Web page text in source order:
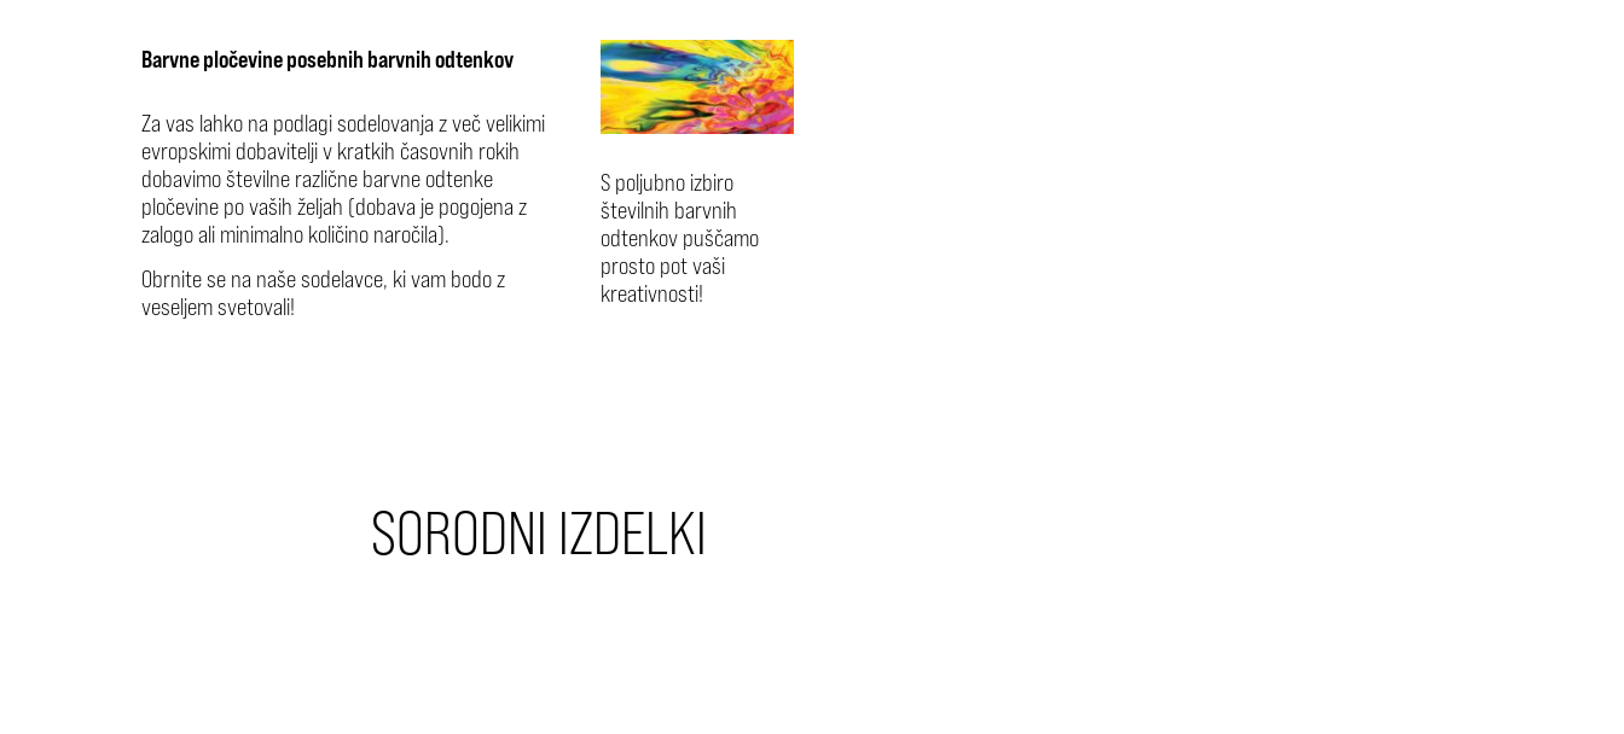
Barvne pločevine posebnih barvnih odtenkov
Za vas lahko na podlagi sodelovanja z več velikimi
evropskimi dobavitelji v kratkih časovnih rokih
dobavimo številne različne barvne odtenke
pločevine po vaših željah (dobava je pogojena z
zalogo ali minimalno količino naročila).
Obrnite se na naše sodelavce, ki vam bodo z
veseljem svetovali!
S poljubno izbiro
številnih barvnih
odtenkov puščamo
prosto pot vaši
kreativnosti!
SORODNI IZDELKI